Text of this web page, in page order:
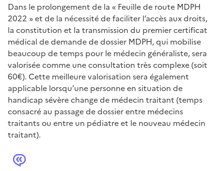
Dans le prolongement de la « Feuille de route MDPH
2022 » et de la nécessité de faciliter l’accès aux droits,
la constitution et la transmission du premier certificat
médical de demande de dossier MDPH, qui mobilise
beaucoup de temps pour le médecin généraliste, sera
valorisée comme une consultation très complexe (soit
60€). Cette meilleure valorisation sera également
applicable lorsqu’une personne en situation de
handicap sévère change de médecin traitant (temps
consacré au passage de dossier entre médecins
traitants ou entre un pédiatre et le nouveau médecin
traitant).